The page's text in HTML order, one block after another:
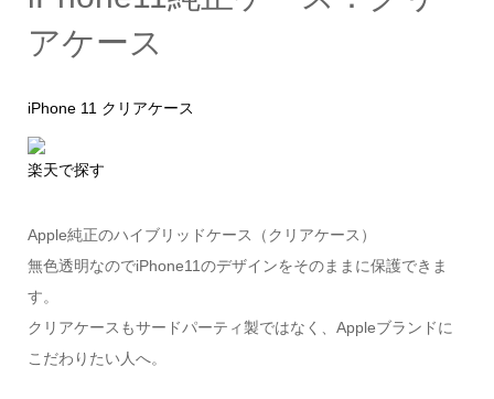
アケース
iPhone 11 クリアケース
楽天で探す
Apple純正のハイブリッドケース（クリアケース）
無色透明なのでiPhone11のデザインをそのままに保護できま
す。
クリアケースもサードパーティ製ではなく、Appleブランドに
こだわりたい人へ。